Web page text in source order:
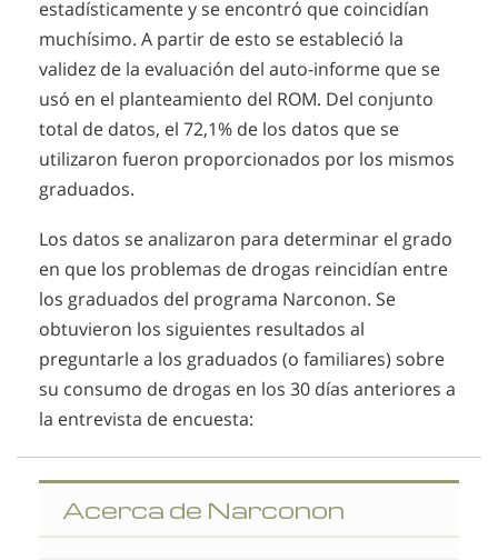
estadísticamente y se encontró que coincidían
muchísimo. A partir de esto se estableció la
validez de la evaluación del auto-informe que se
usó en el planteamiento del ROM. Del conjunto
total de datos, el 72,1% de los datos que se
utilizaron fueron proporcionados por los mismos
graduados.
Los datos se analizaron para determinar el grado
en que los problemas de drogas reincidían entre
los graduados del programa Narconon. Se
obtuvieron los siguientes resultados al
preguntarle a los graduados (o familiares) sobre
su consumo de drogas en los 30 días anteriores a
la entrevista de encuesta:
Acerca de Narconon